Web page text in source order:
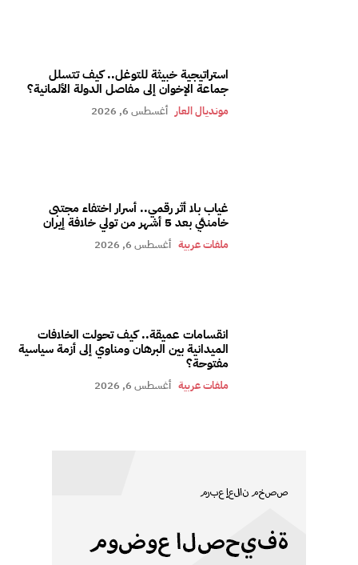
استراتيجية خبيثة للتوغل.. كيف تتسلل
جماعة الإخوان إلى مفاصل الدولة الألمانية؟
مونديال العار أغسطس 6, 2026
غياب بلا أثر رقمي.. أسرار اختفاء مجتبى
خامنئي بعد 5 أشهر من تولي خلافة إيران
ملفات عربية أغسطس 6, 2026
انقسامات عميقة.. كيف تحولت الخلافات
الميدانية بين البرهان ومناوي إلى أزمة سياسية
مفتوحة؟
ملفات عربية أغسطس 6, 2026